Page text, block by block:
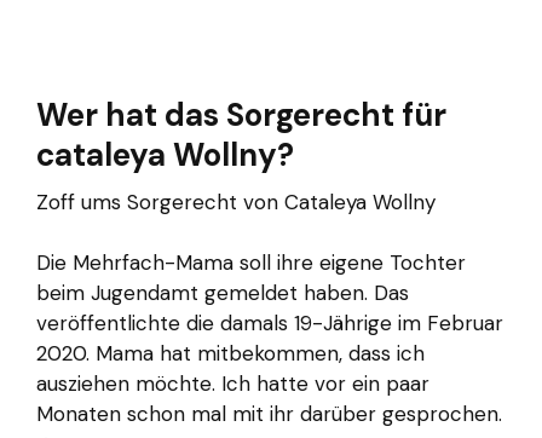
Wer hat das Sorgerecht für
cataleya Wollny?
Zoff ums Sorgerecht von Cataleya Wollny
Die Mehrfach-Mama soll ihre eigene Tochter
beim Jugendamt gemeldet haben. Das
veröffentlichte die damals 19-Jährige im Februar
2020. Mama hat mitbekommen, dass ich
ausziehen möchte. Ich hatte vor ein paar
Monaten schon mal mit ihr darüber gesprochen.